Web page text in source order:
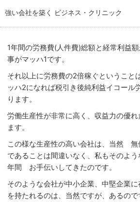
強い会社を築く ビジネス・クリニック
1年間の労務費(人件費)総額と経常利益
事がマッハ1です。
それ以上に労務費の2倍稼ぐということ
ッハ2になれば税引き後純利益イコール
ります。
労働生産性が非常に高く、収益力の優れ
ます。
この様な生産性の高い会社は、当然 無
であることは間違いなく、私もそのよ
年間 お手伝いしてきたのです。
そのような会社が中小企業、中堅企業
を持たれるのは、当然ですが、あるので